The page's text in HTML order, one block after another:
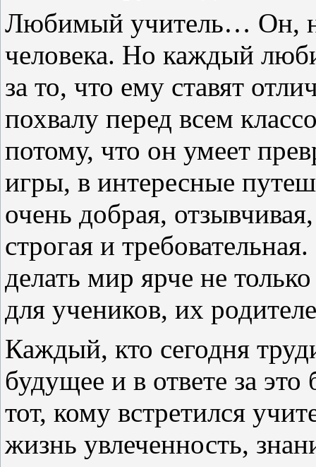
Любимый учитель… Он,
человека. Но каждый
за то, что ему ставят
похвалу перед всем
потому, что он умеет
игры, в интересные
очень добрая,
строгая и
делать мир ярче не
для учеников, их
Каждый, кто сегодня
будущее и в ответе за
тот, кому встретился
жизнь увлеченность,